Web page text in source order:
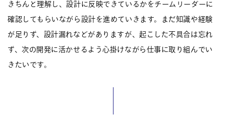
きちんと理解し、設計に反映できているかをチームリーダーに
確認してもらいながら設計を進めていきます。まだ知識や経験
が足りず、設計漏れなどがありますが、起こした不具合は忘れ
ず、次の開発に活かせるよう心掛けながら仕事に取り組んでい
きたいです。